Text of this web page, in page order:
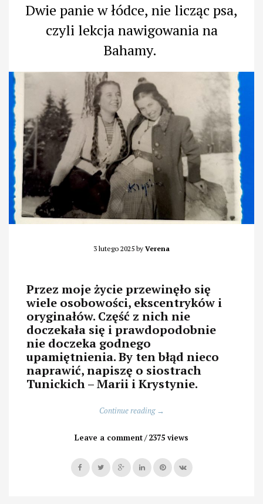
Dwie panie w łódce, nie licząc psa,
czyli lekcja nawigowania na
Bahamy.
3 lutego 2025 by Verena
Przez moje życie przewinęło się
wiele osobowości, ekscentryków i
oryginałów. Część z nich nie
doczekała się i prawdopodobnie
nie doczeka godnego
upamiętnienia. By ten błąd nieco
naprawić, napiszę o siostrach
Tunickich – Marii i Krystynie.
Continue reading „Dwie
w
nie
licząc
→
Leave a comment 2375 views